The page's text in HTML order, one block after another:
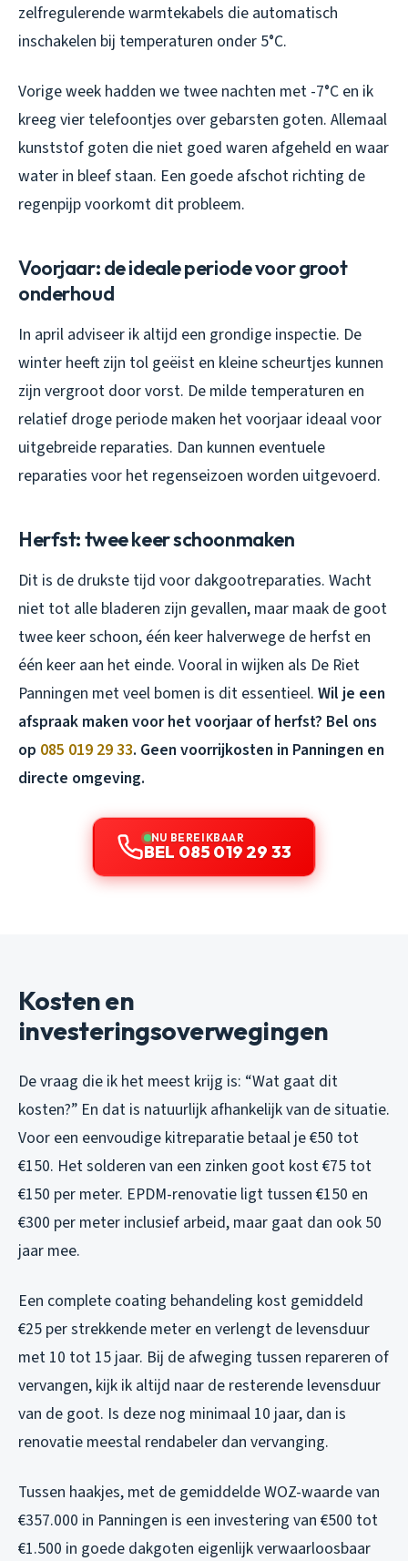
zelfregulerende warmtekabels die automatisch
inschakelen bij temperaturen onder 5°C.
Vorige week hadden we twee nachten met -7°C en ik
kreeg vier telefoontjes over gebarsten goten. Allemaal
kunststof goten die niet goed waren afgeheld en waar
water in bleef staan. Een goede afschot richting de
regenpijp voorkomt dit probleem.
Voorjaar: de ideale periode voor groot
onderhoud
In april adviseer ik altijd een grondige inspectie. De
winter heeft zijn tol geëist en kleine scheurtjes kunnen
zijn vergroot door vorst. De milde temperaturen en
relatief droge periode maken het voorjaar ideaal voor
uitgebreide reparaties. Dan kunnen eventuele
reparaties voor het regenseizoen worden uitgevoerd.
Herfst: twee keer schoonmaken
Dit is de drukste tijd voor dakgootreparaties. Wacht
niet tot alle bladeren zijn gevallen, maar maak de goot
twee keer schoon, één keer halverwege de herfst en
één keer aan het einde. Vooral in wijken als De Riet
Panningen met veel bomen is dit essentieel. Wil je een
afspraak maken voor het voorjaar of herfst? Bel ons
op 085 019 29 33. Geen voorrijkosten in Panningen en
directe omgeving.
NU BEREIKBAAR
BEL 085 019 29 33
Kosten en
investeringsoverwegingen
De vraag die ik het meest krijg is: “Wat gaat dit
kosten?” En dat is natuurlijk afhankelijk van de situatie.
Voor een eenvoudige kitreparatie betaal je €50 tot
€150. Het solderen van een zinken goot kost €75 tot
€150 per meter. EPDM-renovatie ligt tussen €150 en
€300 per meter inclusief arbeid, maar gaat dan ook 50
jaar mee.
Een complete coating behandeling kost gemiddeld
€25 per strekkende meter en verlengt de levensduur
met 10 tot 15 jaar. Bij de afweging tussen repareren of
vervangen, kijk ik altijd naar de resterende levensduur
van de goot. Is deze nog minimaal 10 jaar, dan is
renovatie meestal rendabeler dan vervanging.
Tussen haakjes, met de gemiddelde WOZ-waarde van
€357.000 in Panningen is een investering van €500 tot
€1.500 in goede dakgoten eigenlijk verwaarloosbaar